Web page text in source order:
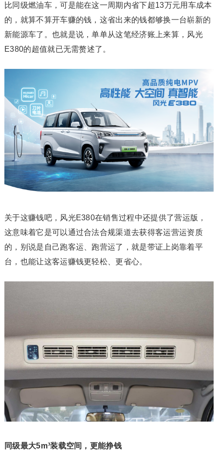
比同级燃油车，可是能在这一周期内省下超13万元用车成本
的，就算不算开车赚的钱，这省出来的钱都够换一台崭新的
新能源车了。也就是说，单单从这笔经济账上来算，风光
E380的超值就已无需赘述了。
关于这赚钱吧，风光E380在销售过程中还提供了营运版，
这意味着它是可以通过合法合规渠道去获得客运营运资质
的，别说是自己跑客运、跑营运了，就是带证上岗靠着平
台，也能让这客运赚钱更轻松、更省心。
同级最大5m³装载空间，更能挣钱